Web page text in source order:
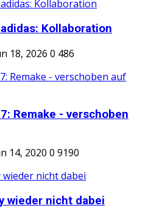
Kollaboration
18, 2026 0 486
Remake - verschoben
14, 2020 0 9190
wieder nicht dabei